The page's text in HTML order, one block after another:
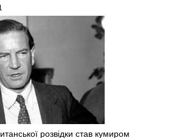
розвідки став кумиром